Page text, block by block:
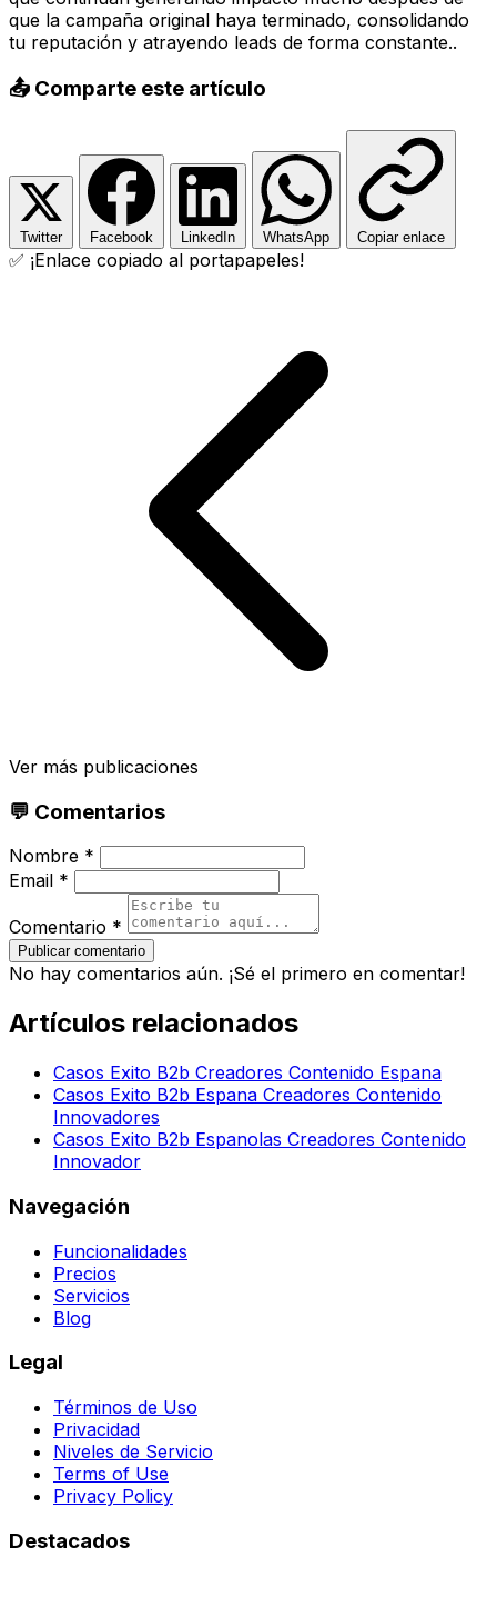
que la campaña original haya terminado, consolidando
tu reputación y atrayendo leads de forma constante..
📤 Comparte este artículo
Twitter Facebook LinkedIn WhatsApp Copiar enlace
✅ ¡Enlace copiado al portapapeles!
Ver más publicaciones
💬 Comentarios
Nombre *
Email *
Comentario *
Publicar comentario
No hay comentarios aún. ¡Sé el primero en comentar!
Artículos relacionados
Casos Exito B2b Creadores Contenido Espana
Casos Exito B2b Espana Creadores Contenido
Innovadores
Casos Exito B2b Espanolas Creadores Contenido
Innovador
Navegación
Funcionalidades
Precios
Servicios
Blog
Legal
Términos de Uso
Privacidad
Niveles de Servicio
Terms of Use
Privacy Policy
Destacados